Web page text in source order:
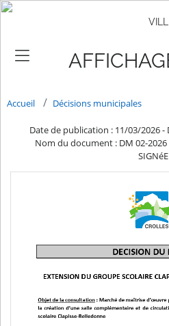
Accueil Décisions municipales
Date de publication : 11/03/2026-
Nom du document : DM 02-
SIGNéE